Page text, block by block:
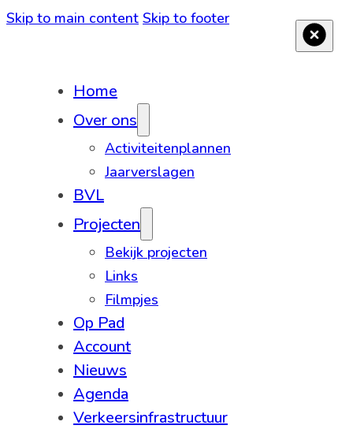
Skip to main content Skip to footer
Home
Over ons
Activiteitenplannen
Jaarverslagen
BVL
Projecten
Bekijk projecten
Links
Filmpjes
Op Pad
Account
Nieuws
Agenda
Verkeersinfrastructuur